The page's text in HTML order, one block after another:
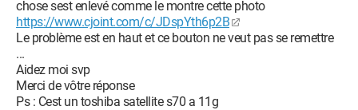
chose sest enlevé comme le montre cette photo
https://www.cjoint.com/c/JDspYth6p2B
Le problème est en haut et ce bouton ne veut pas se remettre
...
Aidez moi svp
Merci de vôtre réponse
Ps : Cest un toshiba satellite s70 a 11g